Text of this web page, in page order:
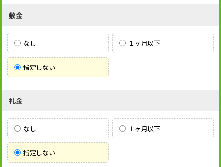
敷金
なし １ヶ月以下
指定しない
礼金
なし １ヶ月以下
指定しない